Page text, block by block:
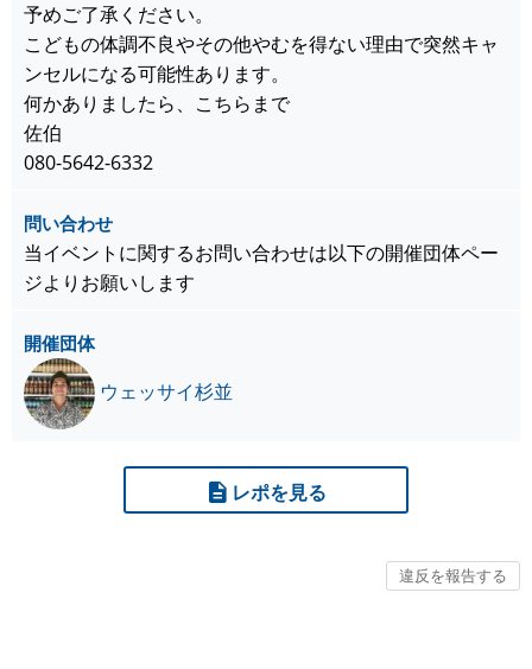
予めご了承ください。
こどもの体調不良やその他やむを得ない理由で突然キャ
ンセルになる可能性あります。
何かありましたら、こちらまで
佐伯
080-5642-6332
問い合わせ
当イベントに関するお問い合わせは以下の開催団体ペー
ジよりお願いします
開催団体
ウェッサイ杉並
レポを見る